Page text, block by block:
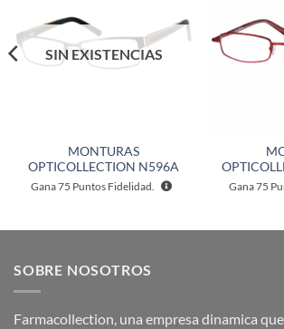
lista de
deseos
SIN EXISTENCIAS
MONTURAS
OPTICOLLECTION N596A
Gana75 Puntos Fidelidad. Gana75
SOBRE NOSOTROS
Farmacollection, una empresa dinamica